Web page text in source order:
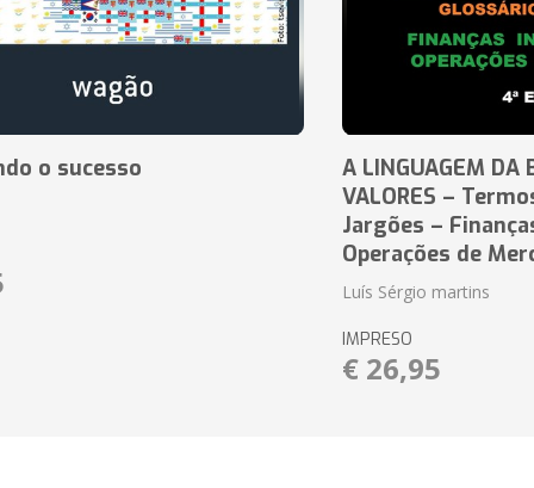
o sucesso
A LINGUAGEM DA
VALORES –
Jargões –
Operações de
Luís Sérgio martins
IMPRESO
€ 26,95